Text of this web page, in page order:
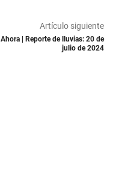
Artículo siguiente
Ahora | Reporte de lluvias: 20 de
julio de 2024